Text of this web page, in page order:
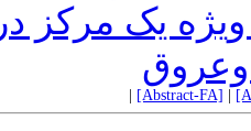
یک مرکز
[Abstract-FA]